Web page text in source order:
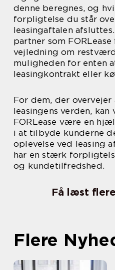
denne beregnes, og
forpligtelse du står
leasingaftalen
partner som
vejledning om
muligheden for enten
leasingkontrakt eller
For dem, der
leasingens verden, kan
FORLease være en
i at tilbyde kunderne
oplevelse ved leasing
har en stærk
og kundetilfredshed.
Få læst
Flere